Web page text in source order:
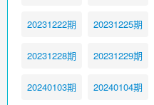
20231222期 20231225期
20231228期 20231229期
20240103期 20240104期